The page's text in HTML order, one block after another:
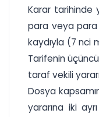
Karar tarihinde
para veya para
kaydıyla (7 nci
Tarifenin
taraf vekili
Dosya
yararına iki